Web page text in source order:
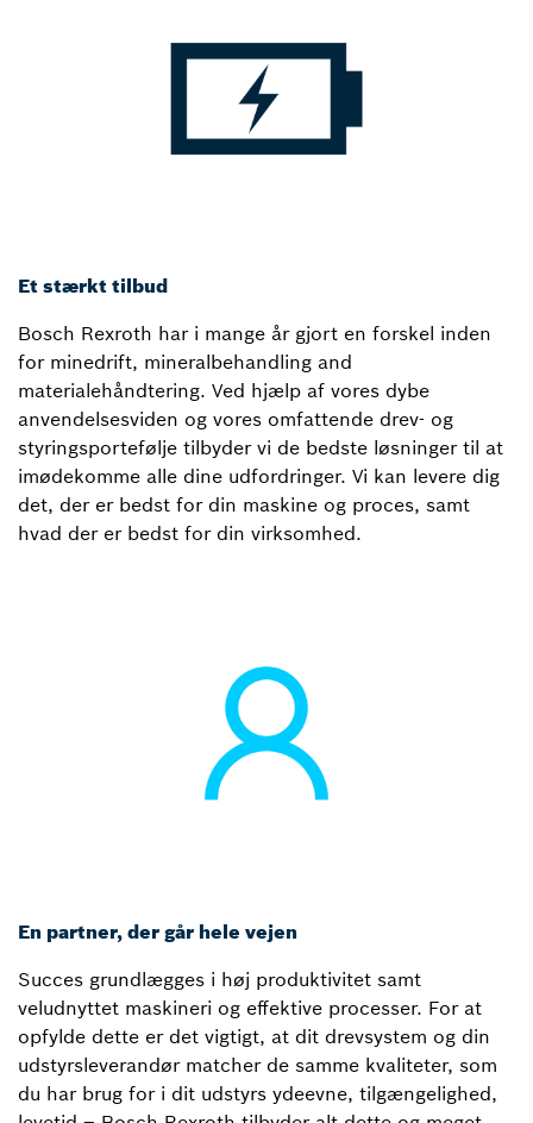
Et stærkt tilbud
Bosch Rexroth har i mange år gjort en forskel inden
for minedrift, mineralbehandling and
materialehåndtering. Ved hjælp af vores dybe
anvendelsesviden og vores omfattende drev- og
styringsportefølje tilbyder vi de bedste løsninger til at
imødekomme alle dine udfordringer. Vi kan levere dig
det, der er bedst for din maskine og proces, samt
hvad der er bedst for din virksomhed.
En partner, der går hele vejen
Succes grundlægges i høj produktivitet samt
veludnyttet maskineri og effektive processer. For at
opfylde dette er det vigtigt, at dit drevsystem og din
udstyrsleverandør matcher de samme kvaliteter, som
du har brug for i dit udstyrs ydeevne, tilgængelighed,